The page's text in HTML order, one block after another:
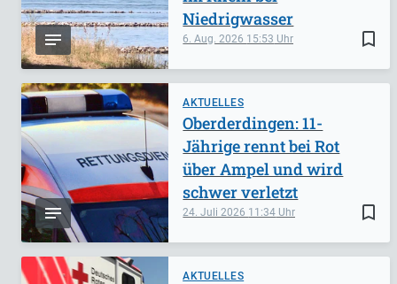
bookmark_border
6. Aug. 2026 15:53
Niedrigwasser
AKTUELLES
bookmark_border
24. Juli 2026 11:34
Oberderdingen: 11-
Jährige rennt bei Rot
über Ampel und wird
schwer verletzt
AKTUELLES